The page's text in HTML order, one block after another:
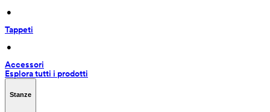
•
Tappeti
•
Accessori
Esplora tutti i prodotti
Stanze